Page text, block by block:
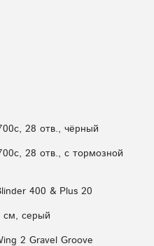
28 отв., чёрный
28 отв., с тормозной
400 & Plus 20
см, серый
2 Gravel Groove